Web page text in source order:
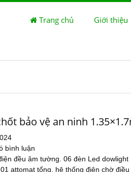
Trang chủ Giới thiệu
bảo vệ an ninh
bình luận
đều âm tường. 06 đèn Led
attomat tổng, hệ thống điện chờ điều